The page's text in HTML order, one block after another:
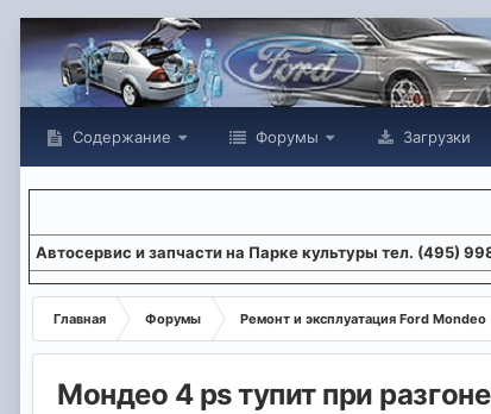
Содержание Форумы Загрузки
Aвтосервис и запчасти на Парке культуры тел. (495)
Главная Форумы Ремонт и эксплуатация Ford Mondeo
Мондео 4 рs тупит при